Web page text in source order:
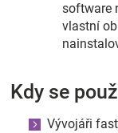
software
vlastní
Kdy se
Vývojáři